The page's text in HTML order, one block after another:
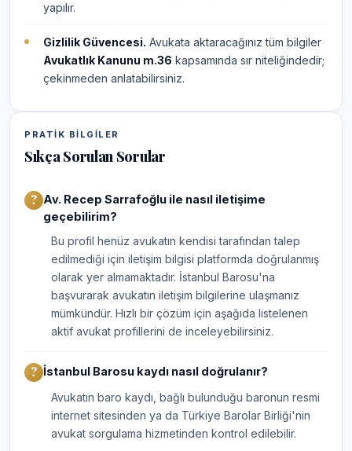
yapılır.
Gizlilik Güvencesi. Avukata aktaracağınız tüm bilgiler
Avukatlık Kanunu m.36 kapsamında sır niteliğindedir;
çekinmeden anlatabilirsiniz.
PRATIK BILGILER
Sıkça Sorulan Sorular
Av. Recep Sarrafoğlu ile nasıl iletişime
geçebilirim?
Bu profil henüz avukatın kendisi tarafından talep
edilmediği için iletişim bilgisi platformda doğrulanmış
olarak yer almamaktadır. İstanbul Barosu'na
başvurarak avukatın iletişim bilgilerine ulaşmanız
mümkündür. Hızlı bir çözüm için aşağıda listelenen
aktif avukat profillerini de inceleyebilirsiniz.
İstanbul Barosu kaydı nasıl doğrulanır?
Avukatın baro kaydı, bağlı bulunduğu baronun resmi
internet sitesinden ya da Türkiye Barolar Birliği'nin
avukat sorgulama hizmetinden kontrol edilebilir.